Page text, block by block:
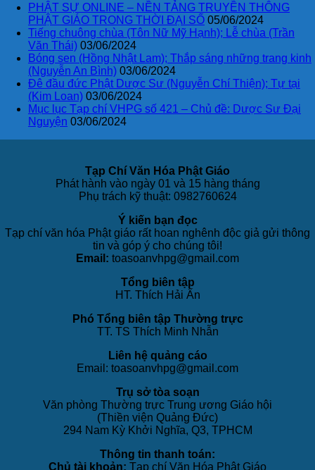
PHẬT SỰ ONLINE – NỀN TẢNG TRUYỀN THÔNG
PHẬT GIÁO TRONG THỜI ĐẠI SỐ 05/06/2024
Tiếng chuông chùa (Tôn Nữ Mỹ Hạnh); Lễ chùa (Trần
Văn Thái) 03/06/2024
Bóng sen (Hồng Nhật Lam); Thắp sáng những trang kinh
(Nguyễn An Bình) 03/06/2024
Đê đầu đức Phật Dược Sư (Nguyễn Chí Thiện); Tự tại
(Kim Loan) 03/06/2024
Mục lục Tạp chí VHPG số 421 – Chủ đề: Dược Sư Đại
Nguyện 03/06/2024
Tạp Chí Văn Hóa Phật Giáo
Phát hành vào ngày 01 và 15 hàng tháng
Phụ trách kỹ thuật: 0982760624
Ý kiến bạn đọc
Tạp chí văn hóa Phật giáo rất hoan nghênh độc giả gửi thông
tin và góp ý cho chúng tôi!
Email: toasoanvhpg@gmail.com
Tổng biên tập
HT. Thích Hải Ấn
Phó Tổng biên tập Thường trực
TT. TS Thích Minh Nhẫn
Liên hệ quảng cáo
Email: toasoanvhpg@gmail.com
Trụ sở tòa soạn
Văn phòng Thường trực Trung ương Giáo hội
(Thiền viện Quảng Đức)
294 Nam Kỳ Khởi Nghĩa, Q3, TPHCM
Thông tin thanh toán:
Chủ tài khoản: Tạp chí Văn Hóa Phật Giáo